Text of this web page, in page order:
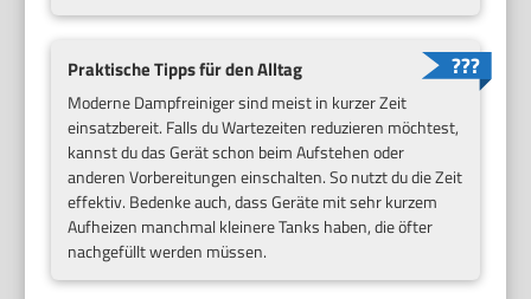
Praktische Tipps für den Alltag
Moderne Dampfreiniger sind meist in kurzer Zeit
einsatzbereit. Falls du Wartezeiten reduzieren möchtest,
kannst du das Gerät schon beim Aufstehen oder
anderen Vorbereitungen einschalten. So nutzt du die Zeit
effektiv. Bedenke auch, dass Geräte mit sehr kurzem
Aufheizen manchmal kleinere Tanks haben, die öfter
nachgefüllt werden müssen.